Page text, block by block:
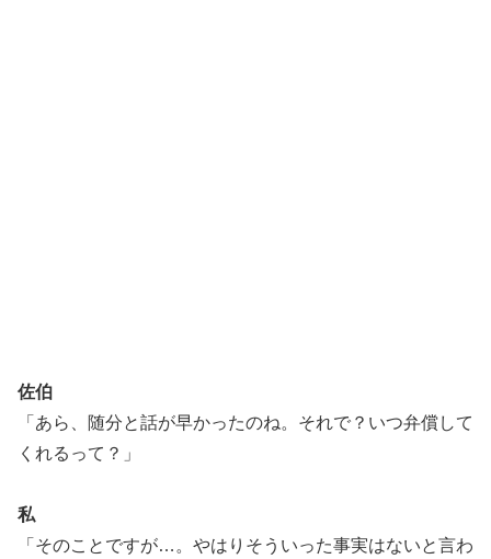
佐伯
「あら、随分と話が早かったのね。それで？いつ弁償して
くれるって？」
私
「そのことですが…。やはりそういった事実はないと言わ